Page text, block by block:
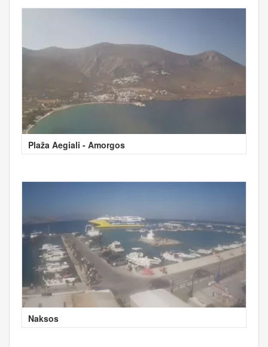
Plaža Aegiali - Amorgos
Naksos